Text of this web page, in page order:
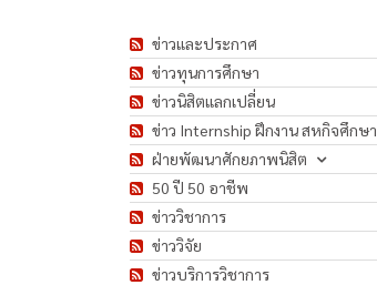
ข่าวและประกาศ
ข่าวทุนการศึกษา
ข่าวนิสิตแลกเปลี่ยน
ข่าว Internship ฝึกงาน สหกิจศึกษา
ฝ่ายพัฒนาศักยภาพนิสิต
50 ปี 50 อาชีพ
ข่าววิชาการ
ข่าววิจัย
ข่าวบริการวิชาการ